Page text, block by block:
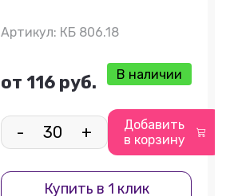
Артикул: КБ 806.18
от 116 руб. В наличии
- +
Добавить
в корзину
Купить в 1 клик